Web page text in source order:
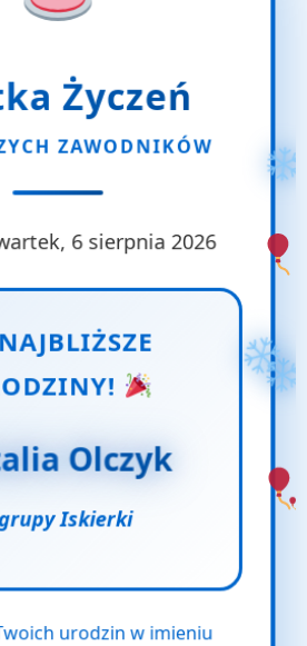
Życzeń
ZAWODNIKÓW
6 sierpnia 2026
NAJBLIŻSZE
Olczyk
Iskierki
urodzin w imieniu